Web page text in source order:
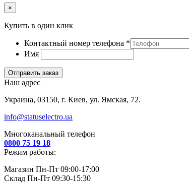
×
Купить в один клик
Контактный номер телефона *
Имя
Отправить заказ
Наш адрес
Украина, 03150, г. Киев, ул. Ямская, 72.
info@statuselectro.ua
Многоканальный телефон
0800 75 19 18
Режим работы:
Магазин Пн-Пт 09:00-17:00
Склад Пн-Пт 09:30-15:30